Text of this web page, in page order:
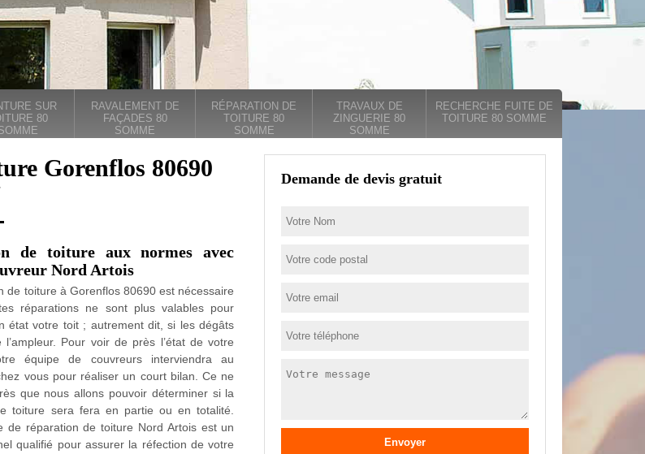
SUR
80
RAVALEMENT DE
FAÇADES 80
SOMME
RÉPARATION DE
TOITURE 80
SOMME
TRAVAUX DE
ZINGUERIE 80
SOMME
RECHERCHE FUITE DE
TOITURE 80 SOMME
Gorenflos 80690
de toiture aux normes avec
Nord Artois
de toiture à Gorenflos 80690 est nécessaire
réparations ne sont plus valables pour
état votre toit ; autrement dit, si les dégâts
Pour voir de près l’état de votre
équipe de couvreurs interviendra au
vous pour réaliser un court bilan. Ce ne
que nous allons pouvoir déterminer si la
toiture sera fera en partie ou en totalité.
de réparation de toiture Nord Artois est un
qualifié pour assurer la réfection de votre
Demande de devis gratuit